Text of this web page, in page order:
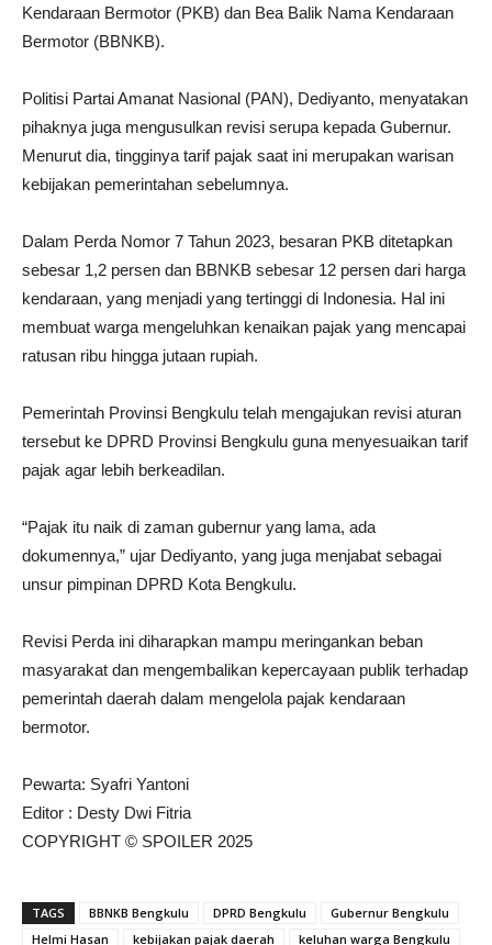
Kendaraan Bermotor (PKB) dan Bea Balik Nama Kendaraan
Bermotor (BBNKB).
Politisi Partai Amanat Nasional (PAN), Dediyanto, menyatakan
pihaknya juga mengusulkan revisi serupa kepada Gubernur.
Menurut dia, tingginya tarif pajak saat ini merupakan warisan
kebijakan pemerintahan sebelumnya.
Dalam Perda Nomor 7 Tahun 2023, besaran PKB ditetapkan
sebesar 1,2 persen dan BBNKB sebesar 12 persen dari harga
kendaraan, yang menjadi yang tertinggi di Indonesia. Hal ini
membuat warga mengeluhkan kenaikan pajak yang mencapai
ratusan ribu hingga jutaan rupiah.
Pemerintah Provinsi Bengkulu telah mengajukan revisi aturan
tersebut ke DPRD Provinsi Bengkulu guna menyesuaikan tarif
pajak agar lebih berkeadilan.
“Pajak itu naik di zaman gubernur yang lama, ada
dokumennya,” ujar Dediyanto, yang juga menjabat sebagai
unsur pimpinan DPRD Kota Bengkulu.
Revisi Perda ini diharapkan mampu meringankan beban
masyarakat dan mengembalikan kepercayaan publik terhadap
pemerintah daerah dalam mengelola pajak kendaraan
bermotor.
Pewarta: Syafri Yantoni
Editor : Desty Dwi Fitria
COPYRIGHT © SPOILER 2025
TAGS BBNKB Bengkulu DPRD Bengkulu
Gubernur Bengkulu
Helmi Hasan
kebijakan pajak daerah keluhan warga Bengkulu